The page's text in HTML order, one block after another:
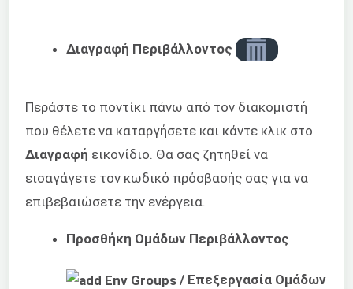
Διαγραφή Περιβάλλοντος
Περάστε το ποντίκι πάνω από τον διακομιστή
που θέλετε να καταργήσετε και κάντε κλικ στο
Διαγραφή εικονίδιο. Θα σας ζητηθεί να
εισαγάγετε τον κωδικό πρόσβασής σας για να
επιβεβαιώσετε την ενέργεια.
Προσθήκη Ομάδων Περιβάλλοντος
/ Επεξεργασία Ομάδων